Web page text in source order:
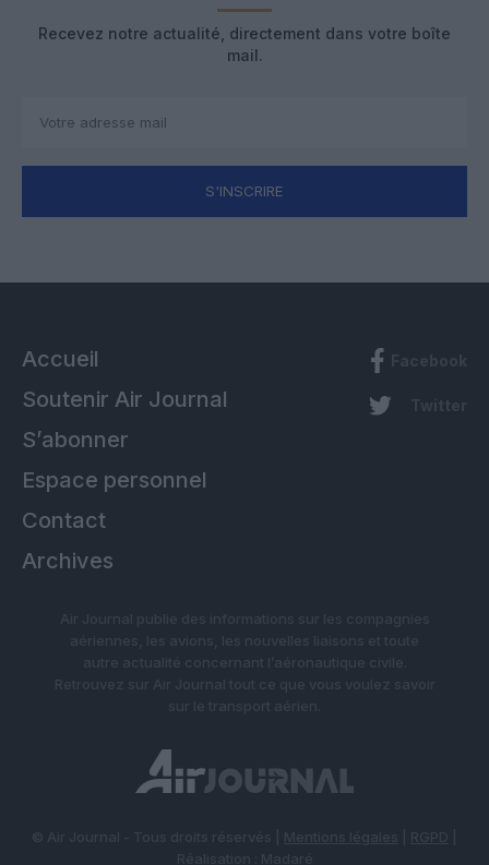
Recevez notre actualité, directement dans votre boîte
mail.
S'INSCRIRE
Accueil
Soutenir Air Journal
S’abonner
Espace personnel
Contact
Archives